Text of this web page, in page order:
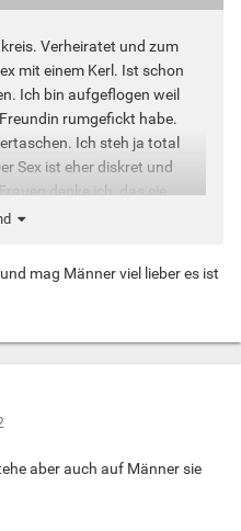
Verheiratet und zum
mit einem Kerl. Ist schon
Ich bin aufgeflogen weil
rumgefickt habe.
Ich steh ja total
Sex ist eher diskret und
denke ich, das sie
der Familie ist anbaggern
mag Männer viel lieber es ist
aber auch auf Männer sie